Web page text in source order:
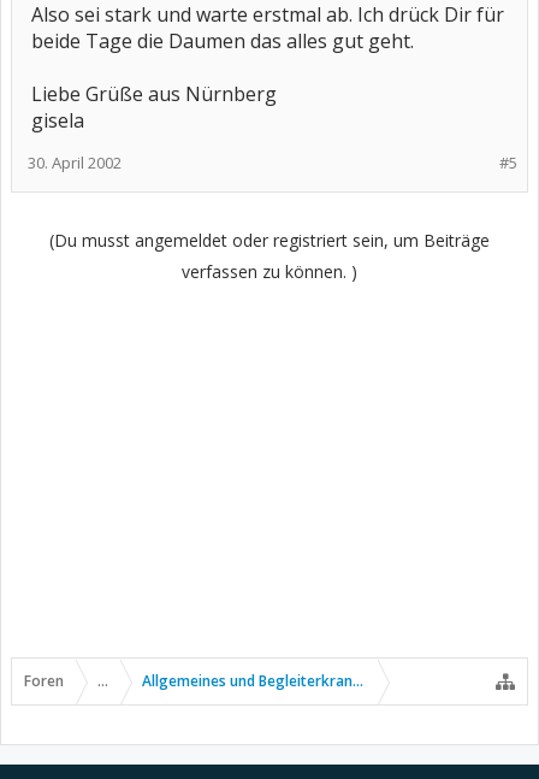
Also sei stark und warte erstmal ab. Ich drück Dir für
beide Tage die Daumen das alles gut geht.
Liebe Grüße aus Nürnberg
gisela
#5
30. April 2002
(Du musst angemeldet oder registriert sein, um Beiträge
verfassen zu können. )
Foren ... Allgemeines und Begleiterkrankungen